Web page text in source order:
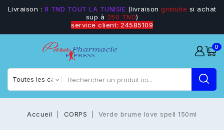
Livraison : 8 TND TOUT LA TUNISIE (livraison gratuite si achat
sup à 250 TND)
service client: 24585109
0
Accueil CORPS Verde brume love spell 150ml